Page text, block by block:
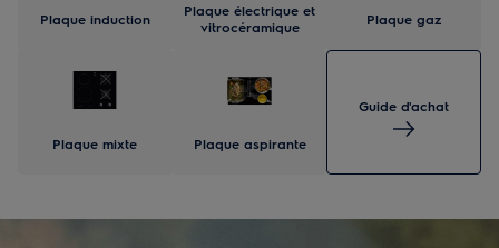
Plaque induction
Plaque électrique et
vitrocéramique
Plaque gaz
Plaque mixte Plaque aspirante
Guide d'achat